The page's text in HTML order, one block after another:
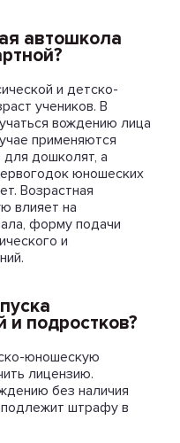
автошкола
и детско-
учеников. В
вождению лица
применяются
дошколят, а
юношеских
Возрастная
влияет на
форму подачи
и
подростков?
юношескую
лицензию.
без наличия
штрафу в